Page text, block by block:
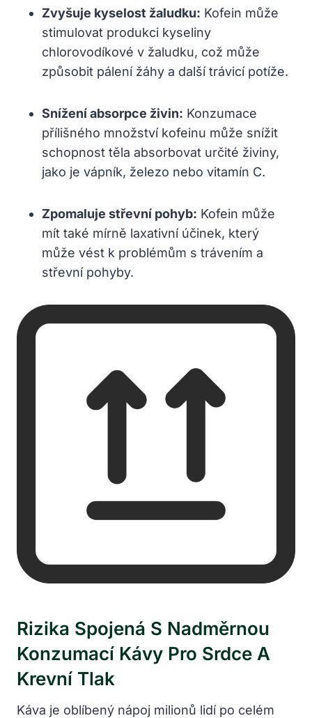
Zvyšuje kyselost žaludku: Kofein může
stimulovat produkci kyseliny
chlorovodíkové v žaludku, což může
způsobit pálení žáhy a další trávicí potíže.
Snížení absorpce živin: Konzumace
přílišného množství kofeinu může snížit
schopnost těla absorbovat určité živiny,
jako je vápník, železo nebo vitamín C.
Zpomaluje střevní pohyb: Kofein může
mít také mírně laxativní účinek, který
může vést k problémům s trávením a
střevní pohyby.
Rizika Spojená S Nadměrnou
Konzumací Kávy Pro Srdce A
Krevní Tlak
Káva je oblíbený nápoj milionů lidí po celém